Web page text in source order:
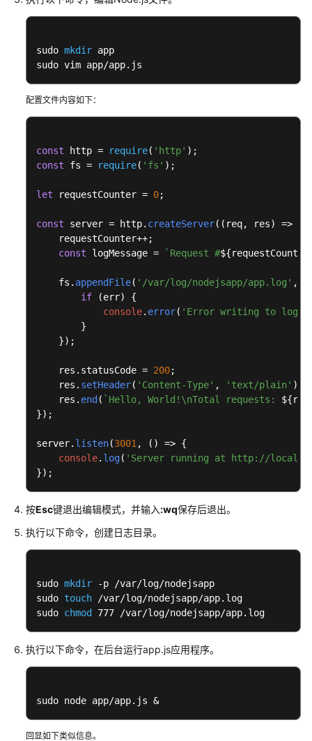
sudo mkdir app
sudo vim app/app.js
配置文件内容如下：
const http = require( 'http'
const fs = require( 'fs' );
let requestCounter = 0;
const server = http. createServer( ( req, res) =>
    requestCounter++;
const logMessage = `Request #
    fs.
appendFile( '/var/log/nodejsapp/app.log' ,
if (err) {
console. error( 'Error writing to log
        }
    });
    res.
statusCode = 200;
    res.
setHeader( 'Content-Type' , 'text/plain' );
    res.
end ( `Hello, World!\nTotal requests:
});
server. listen(3001 , () => {
console. log( 'Server running at http://
});
按Esc键退出编辑模式，并输入:wq保存后退出。
执行以下命令，创建日志目录。
sudo mkdir -p /var/log/nodejsapp
sudo touch /var/log/nodejsapp/app.log
sudo chmod 777 /var/log/nodejsapp/app.log
执行以下命令，在后台运行app.js应用程序。
sudo node app/app.js &
回显如下类似信息。